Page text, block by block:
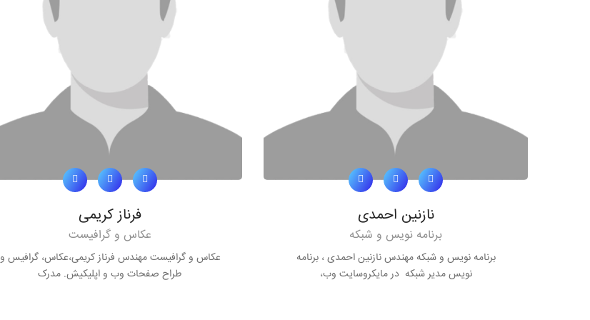
نازنین احمدی
برنامه نویس و شبکه
برنامه نویس و شبکه مهندس نازنین احمدی ، برنامه
نویس مدیر شبکه در مایکروسایت وب،
فرناز کریمی
عکاس و گرافیست
عکاس و گرافیست مهندس فرناز کریمی،عکاس، گرافیس و
طراح صفحات وب و اپلیکیش. مدرک